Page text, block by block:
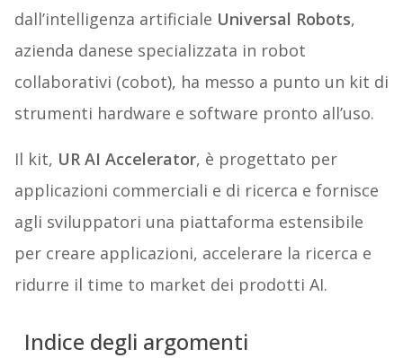
dall’intelligenza artificiale Universal Robots,
azienda danese specializzata in robot
collaborativi (cobot), ha messo a punto un kit di
strumenti hardware e software pronto all’uso.
Il kit, UR AI Accelerator, è progettato per
applicazioni commerciali e di ricerca e fornisce
agli sviluppatori una piattaforma estensibile
per creare applicazioni, accelerare la ricerca e
ridurre il time to market dei prodotti AI.
Indice degli argomenti